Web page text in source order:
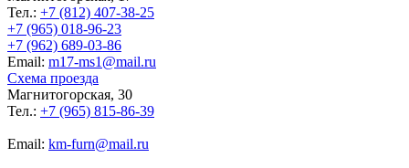
Тел.: +7 (812) 407-38-25
+7 (965) 018-96-23
+7 (962) 689-03-86
Еmail: m17-ms1@mail.ru
Схема проезда
Магнитогорская, 30
Тел.: +7 (965) 815-86-39
Еmail: km-furn@mail.ru